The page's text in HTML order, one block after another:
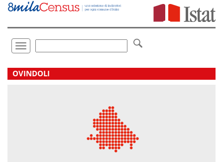
Vai
direttamente
Toggle
navigation
.
OVINDOLI